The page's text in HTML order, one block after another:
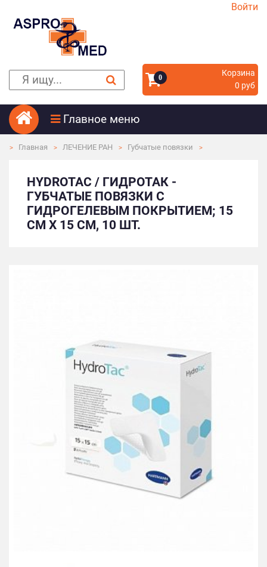
Войти
0
Корзина
0 руб
Главное меню
Главная ЛЕЧЕНИЕ РАН Губчатые повязки
HYDROTAC / ГИДРОТАК -
ГУБЧАТЫЕ ПОВЯЗКИ С
ГИДРОГЕЛЕВЫМ ПОКРЫТИЕМ; 15
СМ X 15 СМ, 10 ШТ.